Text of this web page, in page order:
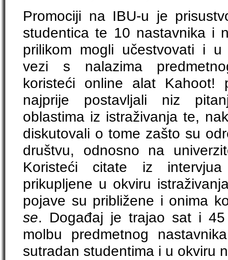
Promociji na IBU-u je
studentica te 10 nastavnika i
prilikom mogli učestvovati i
vezi s nalazima
koristeći online alat Kahoot!
najprije postavljali niz
oblastima iz istraživanja te,
diskutovali o tome zašto su
društvu, odnosno na
Koristeći citate iz
prikupljene u okviru
pojave su približene i onima
se. Događaj je trajao sat i
molbu predmetnog
sutradan studentima i u okviru